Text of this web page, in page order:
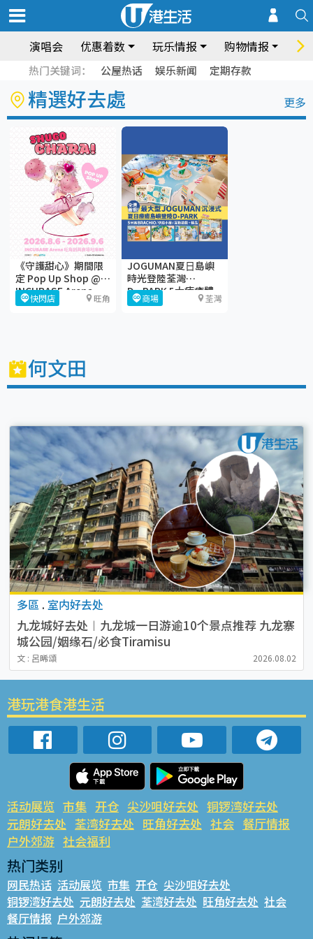
演唱会 优惠着数 玩乐情报 购物情报 饮
热门关键词： 公屋热话 娱乐新闻 定期存款
精選好去處 更多
《守護甜心》期間限
定 Pop Up Shop @
INCUBASE Arena
快閃店 旺角
JOGUMAN夏⽇島嶼
時光登陸荃灣
D·PARK 5大療癒體
驗區+期間限定店
商場 荃灣
何文田
多區 . 室内好去处
九龙城好去处︱九龙城一日游逾10个景点推荐 九龙寨
城公园/姻缘石/必食Tiramisu
文 : 呂晞頌 2026.08.02
港玩港食港生活
活动展览 市集 开仓 尖沙咀好去处 铜锣湾好去处
元朗好去处 荃湾好去处 旺角好去处 社会 餐厅情报
户外郊游 社会福利
热门类别
网民热话 活动展览 市集 开仓 尖沙咀好去处
铜锣湾好去处 元朗好去处 荃湾好去处 旺角好去处 社会
餐厅情报 户外郊游